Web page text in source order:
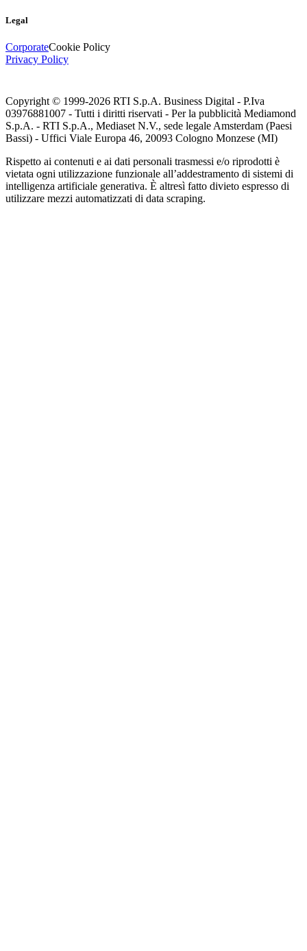
Legal
CorporateCookie Policy
Privacy Policy
Copyright © 1999-2026 RTI S.p.A. Business Digital - P.Iva
03976881007 - Tutti i diritti riservati - Per la pubblicità Mediamond
S.p.A. - RTI S.p.A., Mediaset N.V., sede legale Amsterdam (Paesi
Bassi) - Uffici Viale Europa 46, 20093 Cologno Monzese (MI)
Rispetto ai contenuti e ai dati personali trasmessi e/o riprodotti è
vietata ogni utilizzazione funzionale all’addestramento di sistemi di
intelligenza artificiale generativa. È altresì fatto divieto espresso di
utilizzare mezzi automatizzati di data scraping.